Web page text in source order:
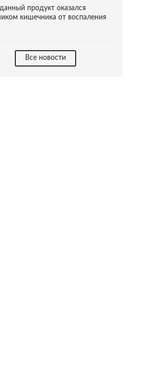
продукт оказался
кишечника от воспаления
Все новости